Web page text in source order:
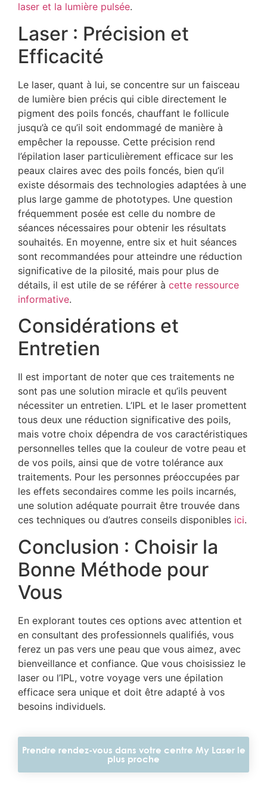
laser et la lumière pulsée.
Laser : Précision et
Efficacité
Le laser, quant à lui, se concentre sur un faisceau
de lumière bien précis qui cible directement le
pigment des poils foncés, chauffant le follicule
jusqu’à ce qu’il soit endommagé de manière à
empêcher la repousse. Cette précision rend
l’épilation laser particulièrement efficace sur les
peaux claires avec des poils foncés, bien qu’il
existe désormais des technologies adaptées à une
plus large gamme de phototypes. Une question
fréquemment posée est celle du nombre de
séances nécessaires pour obtenir les résultats
souhaités. En moyenne, entre six et huit séances
sont recommandées pour atteindre une réduction
significative de la pilosité, mais pour plus de
détails, il est utile de se référer à cette ressource
informative.
Considérations et
Entretien
Il est important de noter que ces traitements ne
sont pas une solution miracle et qu’ils peuvent
nécessiter un entretien. L’IPL et le laser promettent
tous deux une réduction significative des poils,
mais votre choix dépendra de vos caractéristiques
personnelles telles que la couleur de votre peau et
de vos poils, ainsi que de votre tolérance aux
traitements. Pour les personnes préoccupées par
les effets secondaires comme les poils incarnés,
une solution adéquate pourrait être trouvée dans
ces techniques ou d’autres conseils disponibles ici.
Conclusion : Choisir la
Bonne Méthode pour
Vous
En explorant toutes ces options avec attention et
en consultant des professionnels qualifiés, vous
ferez un pas vers une peau que vous aimez, avec
bienveillance et confiance. Que vous choisissiez le
laser ou l’IPL, votre voyage vers une épilation
efficace sera unique et doit être adapté à vos
besoins individuels.
Prendre rendez-vous dans votre centre My Laser le
plus proche